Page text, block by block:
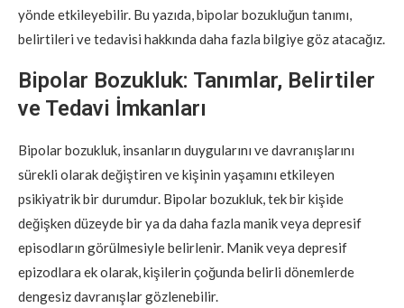
yönde etkileyebilir. Bu yazıda, bipolar bozukluğun tanımı,
belirtileri ve tedavisi hakkında daha fazla bilgiye göz atacağız.
Bipolar Bozukluk: Tanımlar, Belirtiler
ve Tedavi İmkanları
Bipolar bozukluk, insanların duygularını ve davranışlarını
sürekli olarak değiştiren ve kişinin yaşamını etkileyen
psikiyatrik bir durumdur. Bipolar bozukluk, tek bir kişide
değişken düzeyde bir ya da daha fazla manik veya depresif
episodların görülmesiyle belirlenir. Manik veya depresif
epizodlara ek olarak, kişilerin çoğunda belirli dönemlerde
dengesiz davranışlar gözlenebilir.